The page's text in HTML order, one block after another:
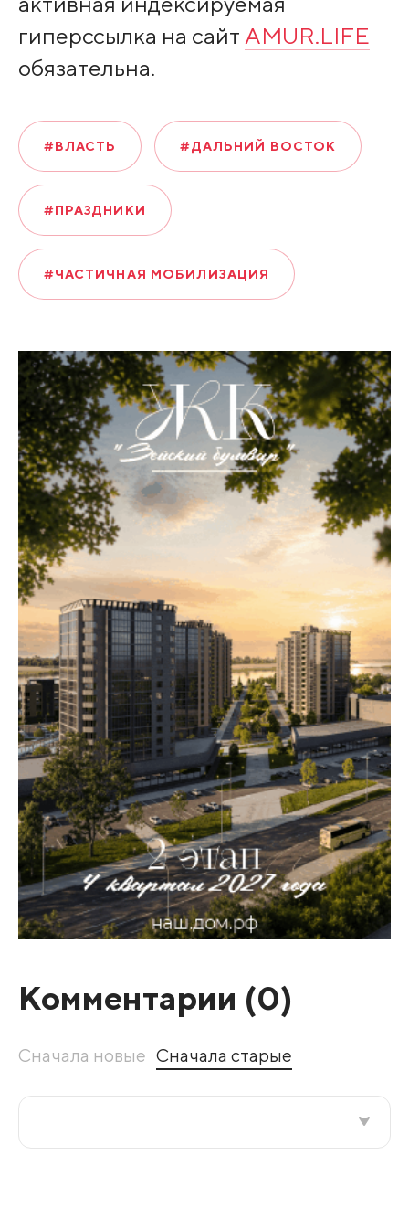
гиперссылка на сайт AMUR.LIFE
обязательна.
#ВЛАСТЬ #ДАЛЬНИЙ ВОСТОК
#ПРАЗДНИКИ
#ЧАСТИЧНАЯ МОБИЛИЗАЦИЯ
Комментарии (0)
Сначала новые Сначала старые